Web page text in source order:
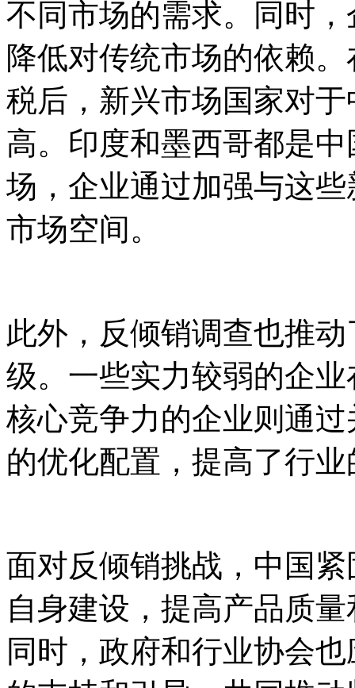
不同市场的需求。同时
降低对传统市场的依赖
税后，新兴市场国家对
高。印度和墨西哥都是
场，企业通过加强与这
市场空间。
此外，反倾销调查也推
级。一些实力较弱的企
核心竞争力的企业则通
的优化配置，提高了行
面对反倾销挑战，中国
自身建设，提高产品质
同时，政府和行业协会